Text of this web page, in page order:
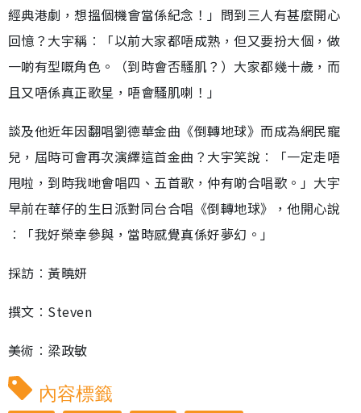
經典港劇，想搵個機會當係紀念！」問到三人有甚麼開心
回憶？大宇稱︰「以前大家都唔成熟，但又要扮大個，做
一啲有型嘅角色。（到時會否騷肌？）大家都幾十歲，而
且又唔係真正歌星，唔會騷肌喇！」
談及他近年因翻唱劉德華金曲《倒轉地球》而成為網民寵
兒，屆時可會再次演繹這首金曲？大宇笑說︰「一定走唔
甩啦，到時我哋會唱四、五首歌，仲有啲合唱歌。」大宇
早前在華仔的生日派對同台合唱《倒轉地球》，他開心說
︰「我好榮幸參與，當時感覺真係好夢幻。」
採訪︰黃曉妍
撰文︰Steven
美術︰梁政敏
內容標籤